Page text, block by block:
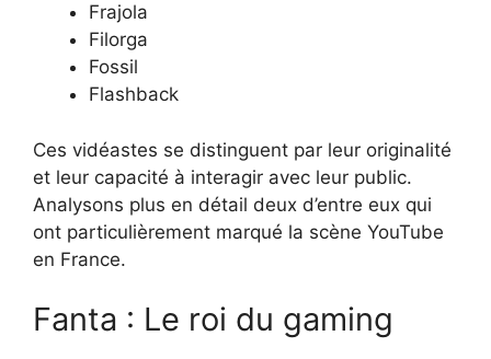
Frajola
Filorga
Fossil
Flashback
Ces vidéastes se distinguent par leur originalité
et leur capacité à interagir avec leur public.
Analysons plus en détail deux d’entre eux qui
ont particulièrement marqué la scène YouTube
en France.
Fanta : Le roi du gaming